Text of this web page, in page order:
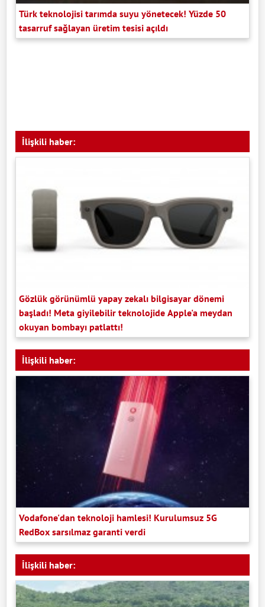
Türk teknolojisi tarımda suyu yönetecek! Yüzde 50
tasarruf sağlayan üretim tesisi açıldı
İlişkili haber:
Gözlük görünümlü yapay zekalı bilgisayar dönemi
başladı! Meta giyilebilir teknolojide Apple'a meydan
okuyan bombayı patlattı!
İlişkili haber:
Vodafone'dan teknoloji hamlesi! Kurulumsuz 5G
RedBox sarsılmaz garanti verdi
İlişkili haber: